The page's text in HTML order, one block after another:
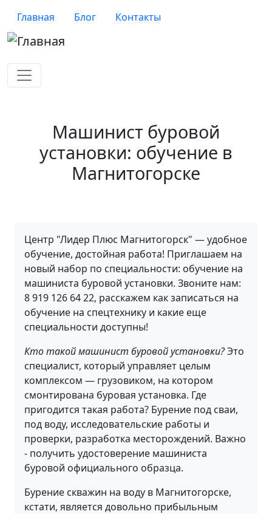
Верхнее меню
Главная Блог Контакты
Машинист буровой
установки: обучение в
Магнитогорске
Центр "Лидер Плюс Магнитогорск" — удобное
обучение, достойная работа! Приглашаем на
новый набор по специальности: обучение на
машиниста буровой установки. Звоните нам:
8 919 126 64 22, расскажем как записаться на
обучение на спецтехнику и какие еще
специальности доступны!
Кто такой машинист буровой установки?Это
специалист, который управляет целым
комплексом — грузовиком, на котором
смонтирована буровая установка. Где
пригодится такая работа? Бурение под сваи,
под воду, исследовательские работы и
проверки, разработка месторождений. Важно
- получить удостоверение машиниста
буровой официального образца.
Бурение скважин на воду в Магнитогорске,
кстати, является довольно прибыльным